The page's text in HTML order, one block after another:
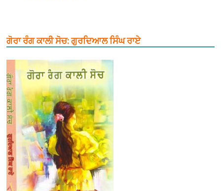
ਗੋਰਾ ਰੰਗ ਕਾਲੀ ਸੋਚ: ਗੁਰਦਿਆਲ ਸਿੰਘ ਰਾਏ